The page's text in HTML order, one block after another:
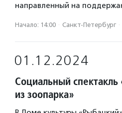
направленный на
Начало: 14:00 · Санкт-Петербург ·
01.12.2024
Социальный спектакль
из зоопарка»